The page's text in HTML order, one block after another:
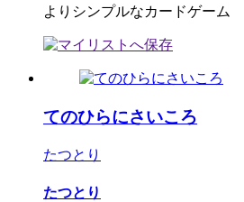
よりシンプルなカードゲーム
てのひらにさいころ
たつとり
たつとり